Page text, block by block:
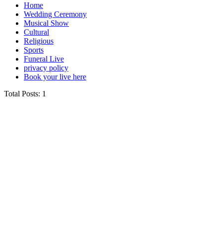
Home
Wedding Ceremony
Musical Show
Cultural
Religious
Sports
Funeral Live
privacy policy
Book your live here
Total Posts: 1